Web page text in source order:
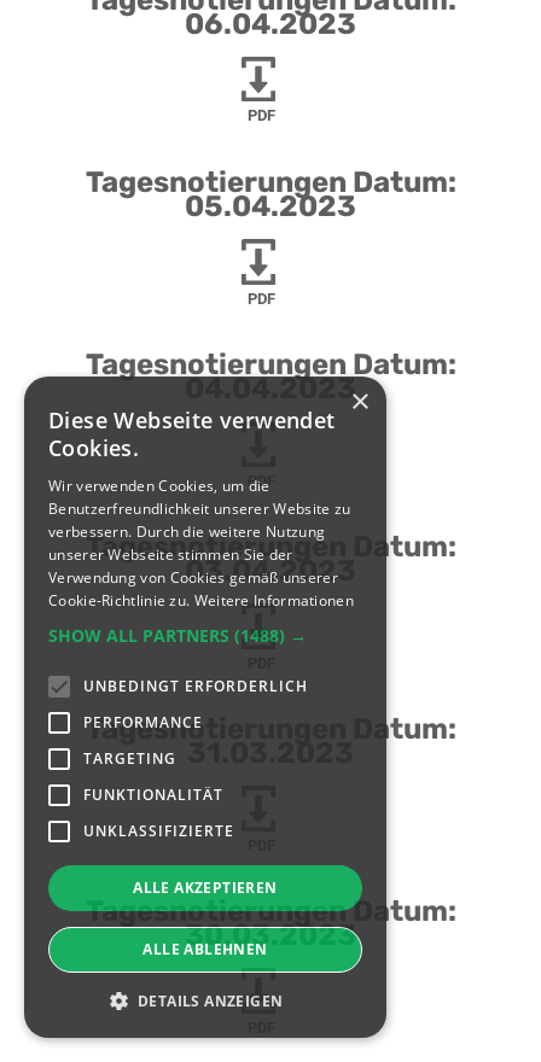
06.04.2023
PDF
Tagesnotierungen Datum:
05.04.2023
PDF
Tagesnotierungen Datum:
04.04.2023
PDF
Tagesnotierungen Datum:
03.04.2023
Tagesnotierungen Datum:
Tagesnotierungen Datum:
30.03.2023
×
Diese Webseite verwendet
Cookies.
Wir verwenden Cookies, um die
Benutzerfreundlichkeit unserer Website zu
verbessern. Durch die weitere Nutzung
unserer Webseite stimmen Sie der
Verwendung von Cookies gemäß unserer
Cookie-Richtlinie zu. Weitere Informationen
SHOW ALL PARTNERS (1488) →
UNBEDINGT ERFORDERLICH
PERFORMANCE
TARGETING
FUNKTIONALITÄT
UNKLASSIFIZIERTE
ALLE AKZEPTIEREN
ALLE ABLEHNEN
DETAILS ANZEIGEN